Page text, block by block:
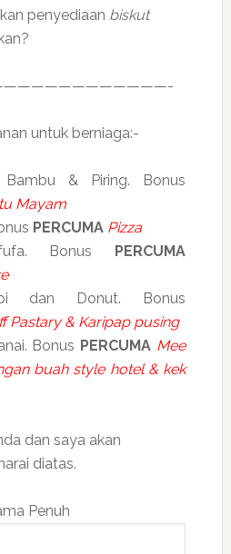
penyediaan biskut
untuk berniaga:-
Bambu & Piring. Bonus
Mayam
PERCUMA Pizza
Bonus PERCUMA
dan Donut. Bonus
Pastary & Karipap pusing
Bonus PERCUMA Mee
buah style hotel & kek
dan saya akan
diatas.
Penuh